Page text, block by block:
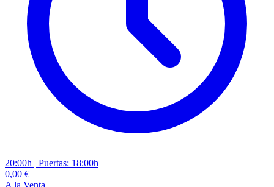
20:00h | Puertas: 18:00h
0,00 €
A la Venta